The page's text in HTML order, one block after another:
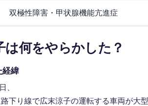
双極性障害・甲状腺機能亢進症
は何をやらかした？
経緯
、
下り線で広末涼子の運転する車両が大